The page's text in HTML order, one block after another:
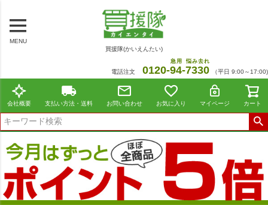
MENU
買援隊(かいえんたい)
電話注文 0120-94
急用
-7330
悩み去れ
（平日 9:00～17:00)
会社概要 支払い方法・送料 お問い合わせ お気に入り マイページ カート